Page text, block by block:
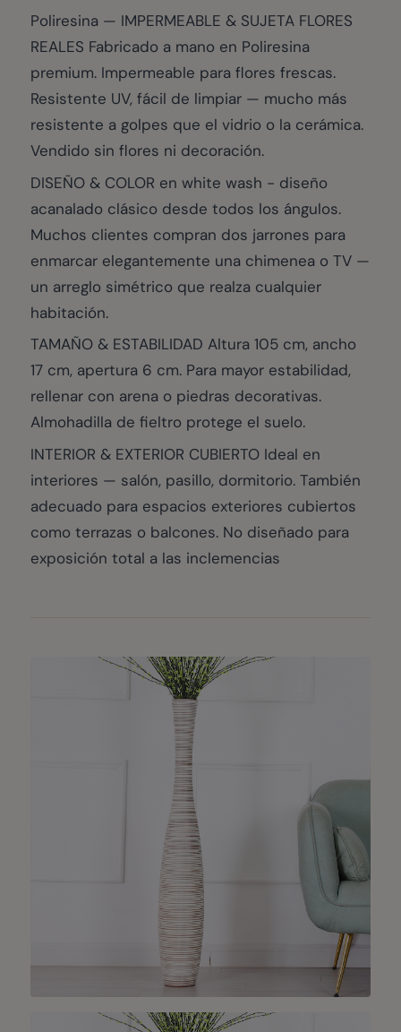
Poliresina — IMPERMEABLE & SUJETA FLORES
REALES Fabricado a mano en Poliresina
premium. Impermeable para flores frescas.
Resistente UV, fácil de limpiar — mucho más
resistente a golpes que el vidrio o la cerámica.
Vendido sin flores ni decoración.
DISEÑO & COLOR en white wash - diseño
acanalado clásico desde todos los ángulos.
Muchos clientes compran dos jarrones para
enmarcar elegantemente una chimenea o TV —
un arreglo simétrico que realza cualquier
habitación.
TAMAÑO & ESTABILIDAD Altura 105 cm, ancho
17 cm, apertura 6 cm. Para mayor estabilidad,
rellenar con arena o piedras decorativas.
Almohadilla de fieltro protege el suelo.
INTERIOR & EXTERIOR CUBIERTO Ideal en
interiores — salón, pasillo, dormitorio. También
adecuado para espacios exteriores cubiertos
como terrazas o balcones. No diseñado para
exposición total a las inclemencias